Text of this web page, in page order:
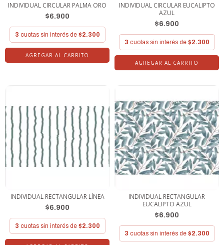
INDIVIDUAL CIRCULAR PALMA ORO
$6.900
3 cuotas sin interés de $2.300
INDIVIDUAL CIRCULAR EUCALIPTO
AZUL
$6.900
3 cuotas sin interés de $2.300
INDIVIDUAL RECTANGULAR LÍNEA
$6.900
3 cuotas sin interés de $2.300
INDIVIDUAL RECTANGULAR
EUCALIPTO AZUL
$6.900
3 cuotas sin interés de $2.300